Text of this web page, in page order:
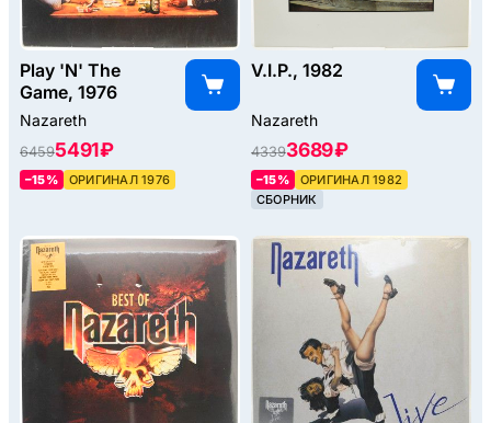
Play 'N' The
Game, 1976
Nazareth
64595491 ₽
–15% ОРИГИНАЛ 1976
V.I.P., 1982
Nazareth
43393689 ₽
–15%
ОРИГИНАЛ 1982
СБОРНИК